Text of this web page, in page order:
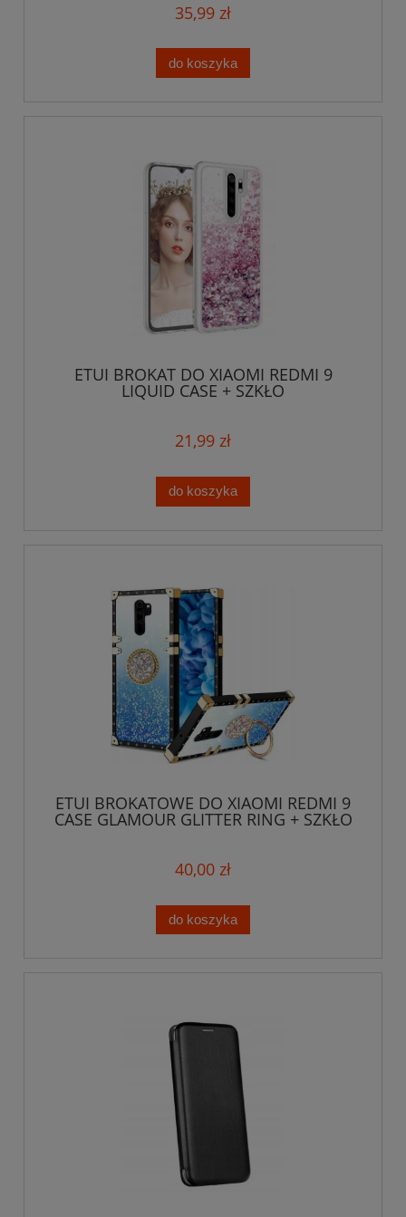
35,99 zł
do koszyka
ETUI BROKAT DO XIAOMI REDMI 9
LIQUID CASE + SZKŁO
21,99 zł
do koszyka
ETUI BROKATOWE DO XIAOMI REDMI 9
CASE GLAMOUR GLITTER RING + SZKŁO
40,00 zł
do koszyka